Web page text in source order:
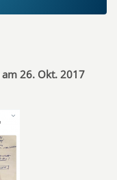
am 26. Okt. 2017